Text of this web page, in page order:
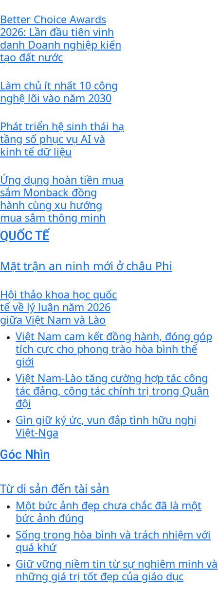
Better Choice Awards
2026: Lần đầu tiên vinh
danh Doanh nghiệp kiến
tạo đất nước
Làm chủ ít nhất 10 công
nghệ lõi vào năm 2030
Phát triển hệ sinh thái hạ
tầng số phục vụ AI và
kinh tế dữ liệu
Ứng dụng hoàn tiền mua
sắm Monback đồng
hành cùng xu hướng
mua sắm thông minh
QUỐC TẾ
Mặt trận an ninh mới ở châu Phi
Hội thảo khoa học quốc
tế về lý luận năm 2026
giữa Việt Nam và Lào
Việt Nam cam kết đồng hành, đóng góp
tích cực cho phong trào hòa bình thế
giới
Việt Nam-Lào tăng cường hợp tác công
tác đảng, công tác chính trị trong Quân
đội
Gìn giữ ký ức, vun đắp tình hữu nghị
Việt-Nga
Góc Nhìn
Từ di sản đến tài sản
Một bức ảnh đẹp chưa chắc đã là một
bức ảnh đúng
Sống trong hòa bình và trách nhiệm với
quá khứ
Giữ vững niềm tin từ sự nghiêm minh và
những giá trị tốt đẹp của giáo dục